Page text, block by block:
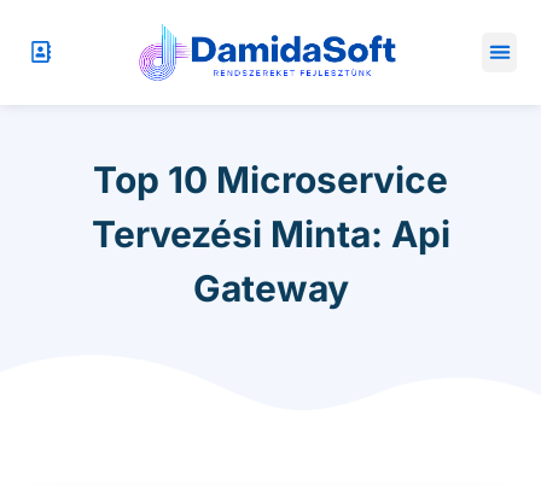
Top 10 Microservice
Tervezési Minta: Api
Gateway